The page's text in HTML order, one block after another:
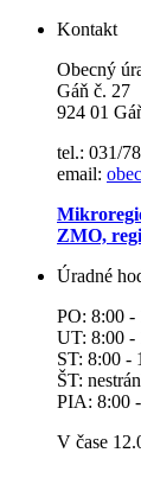
Kontakt
Obecný
Gáň č. 27
924 01
tel.: 031/
email:
ZMO,
Úradné
PO: 8:00 -
UT: 8:00 -
ST: 8:00 -
ŠT:
PIA: 8:00
V čase